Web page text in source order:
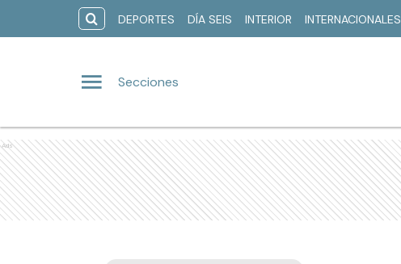
DEPORTES DÍA SEIS INTERIOR INTERNACIONALES
Secciones
Ads